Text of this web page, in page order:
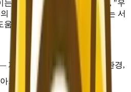
는 것을 방지합니다. "거대한", "우
규모 묘사어는 AI가 기대되는 서
이 됩니다.
게임 제안서와 영감 보드용 환경,
트를 신속하게 제작합니다.